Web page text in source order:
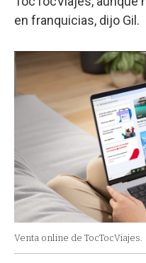
en franquicias, dijo Gil.
Venta online de TocTocViajes.